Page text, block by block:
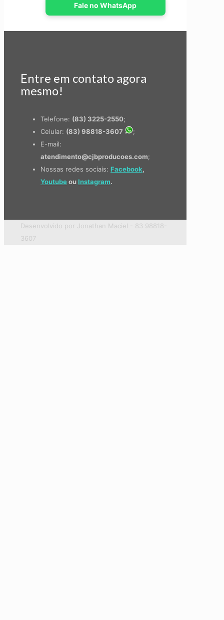
Fale no WhatsApp
Entre em contato agora
mesmo!
Telefone: (83) 3225-2550;
Celular: (83) 98818-3607
;
E-mail:
atendimento@cjbproducoes.com;
Nossas redes sociais: Facebook,
Youtubeou Instagram.
Desenvolvido por Jonathan Maciel - 83 98818-
3607